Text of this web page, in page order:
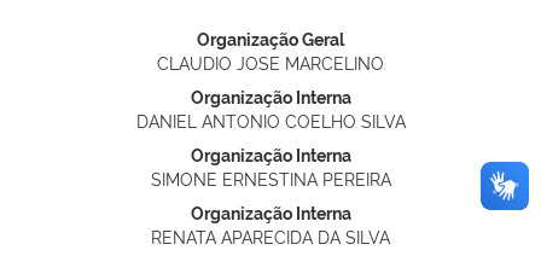
Organização Geral
CLAUDIO JOSE MARCELINO
Organização Interna
DANIEL ANTONIO COELHO SILVA
Organização Interna
SIMONE ERNESTINA PEREIRA
Organização Interna
RENATA APARECIDA DA SILVA